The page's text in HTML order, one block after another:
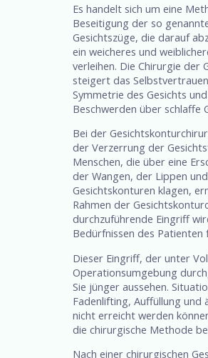
Es handelt sich um eine
Beseitigung der so
Gesichtszüge, die darauf
ein weicheres und
verleihen. Die Chirurgie der
steigert das
Symmetrie des Gesichts
Beschwerden über schlaffe
Bei der
der Verzerrung der
Menschen, die über eine
der Wangen, der Lippen
Gesichtskonturen klagen,
Rahmen der
durchzuführende Eingriff
Bedürfnissen des Patienten
Dieser Eingriff, der unter
Operationsumgebung
Sie jünger aussehen.
Fadenlifting, Auffüllung und
nicht erreicht werden
die chirurgische Methode
Nach einer chirurgischen